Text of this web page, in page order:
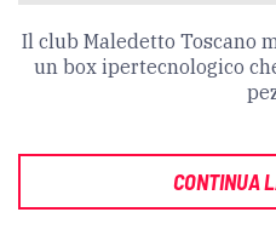
Il club Maledetto Toscano
un box ipertecnologico
CONTINUA